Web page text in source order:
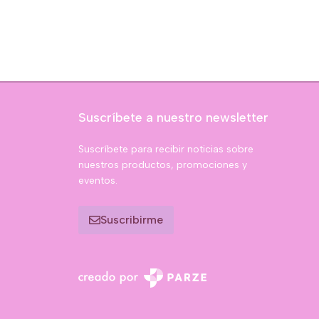
Suscríbete a nuestro newsletter
Suscríbete para recibir noticias sobre
nuestros productos, promociones y
eventos.
Suscribirme